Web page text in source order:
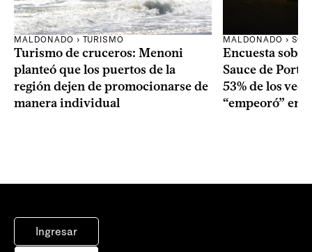
MALDONADO › TURISMO
Turismo de cruceros: Menoni
planteó que los puertos de la
región dejen de promocionarse de
manera individual
MALDONADO ›
Encuesta
Sauce de
53% de los
“empeoró” en
Ingresar